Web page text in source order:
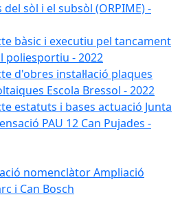
del sòl i el subsòl (ORPIME) -
bàsic i executiu pel tancament
poliesportiu - 2022
d'obres instal·lació plaques
Escola Bressol - 2022
estatuts i bases actuació Junta
PAU 12 Can Pujades -
nomenclàtor Ampliació
i Can Bosch